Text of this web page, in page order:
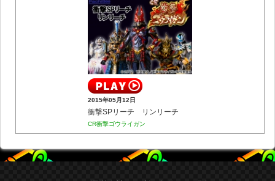
2015年05月12日
衝撃SPリーチ リンリーチ
CR衝撃ゴウライガン